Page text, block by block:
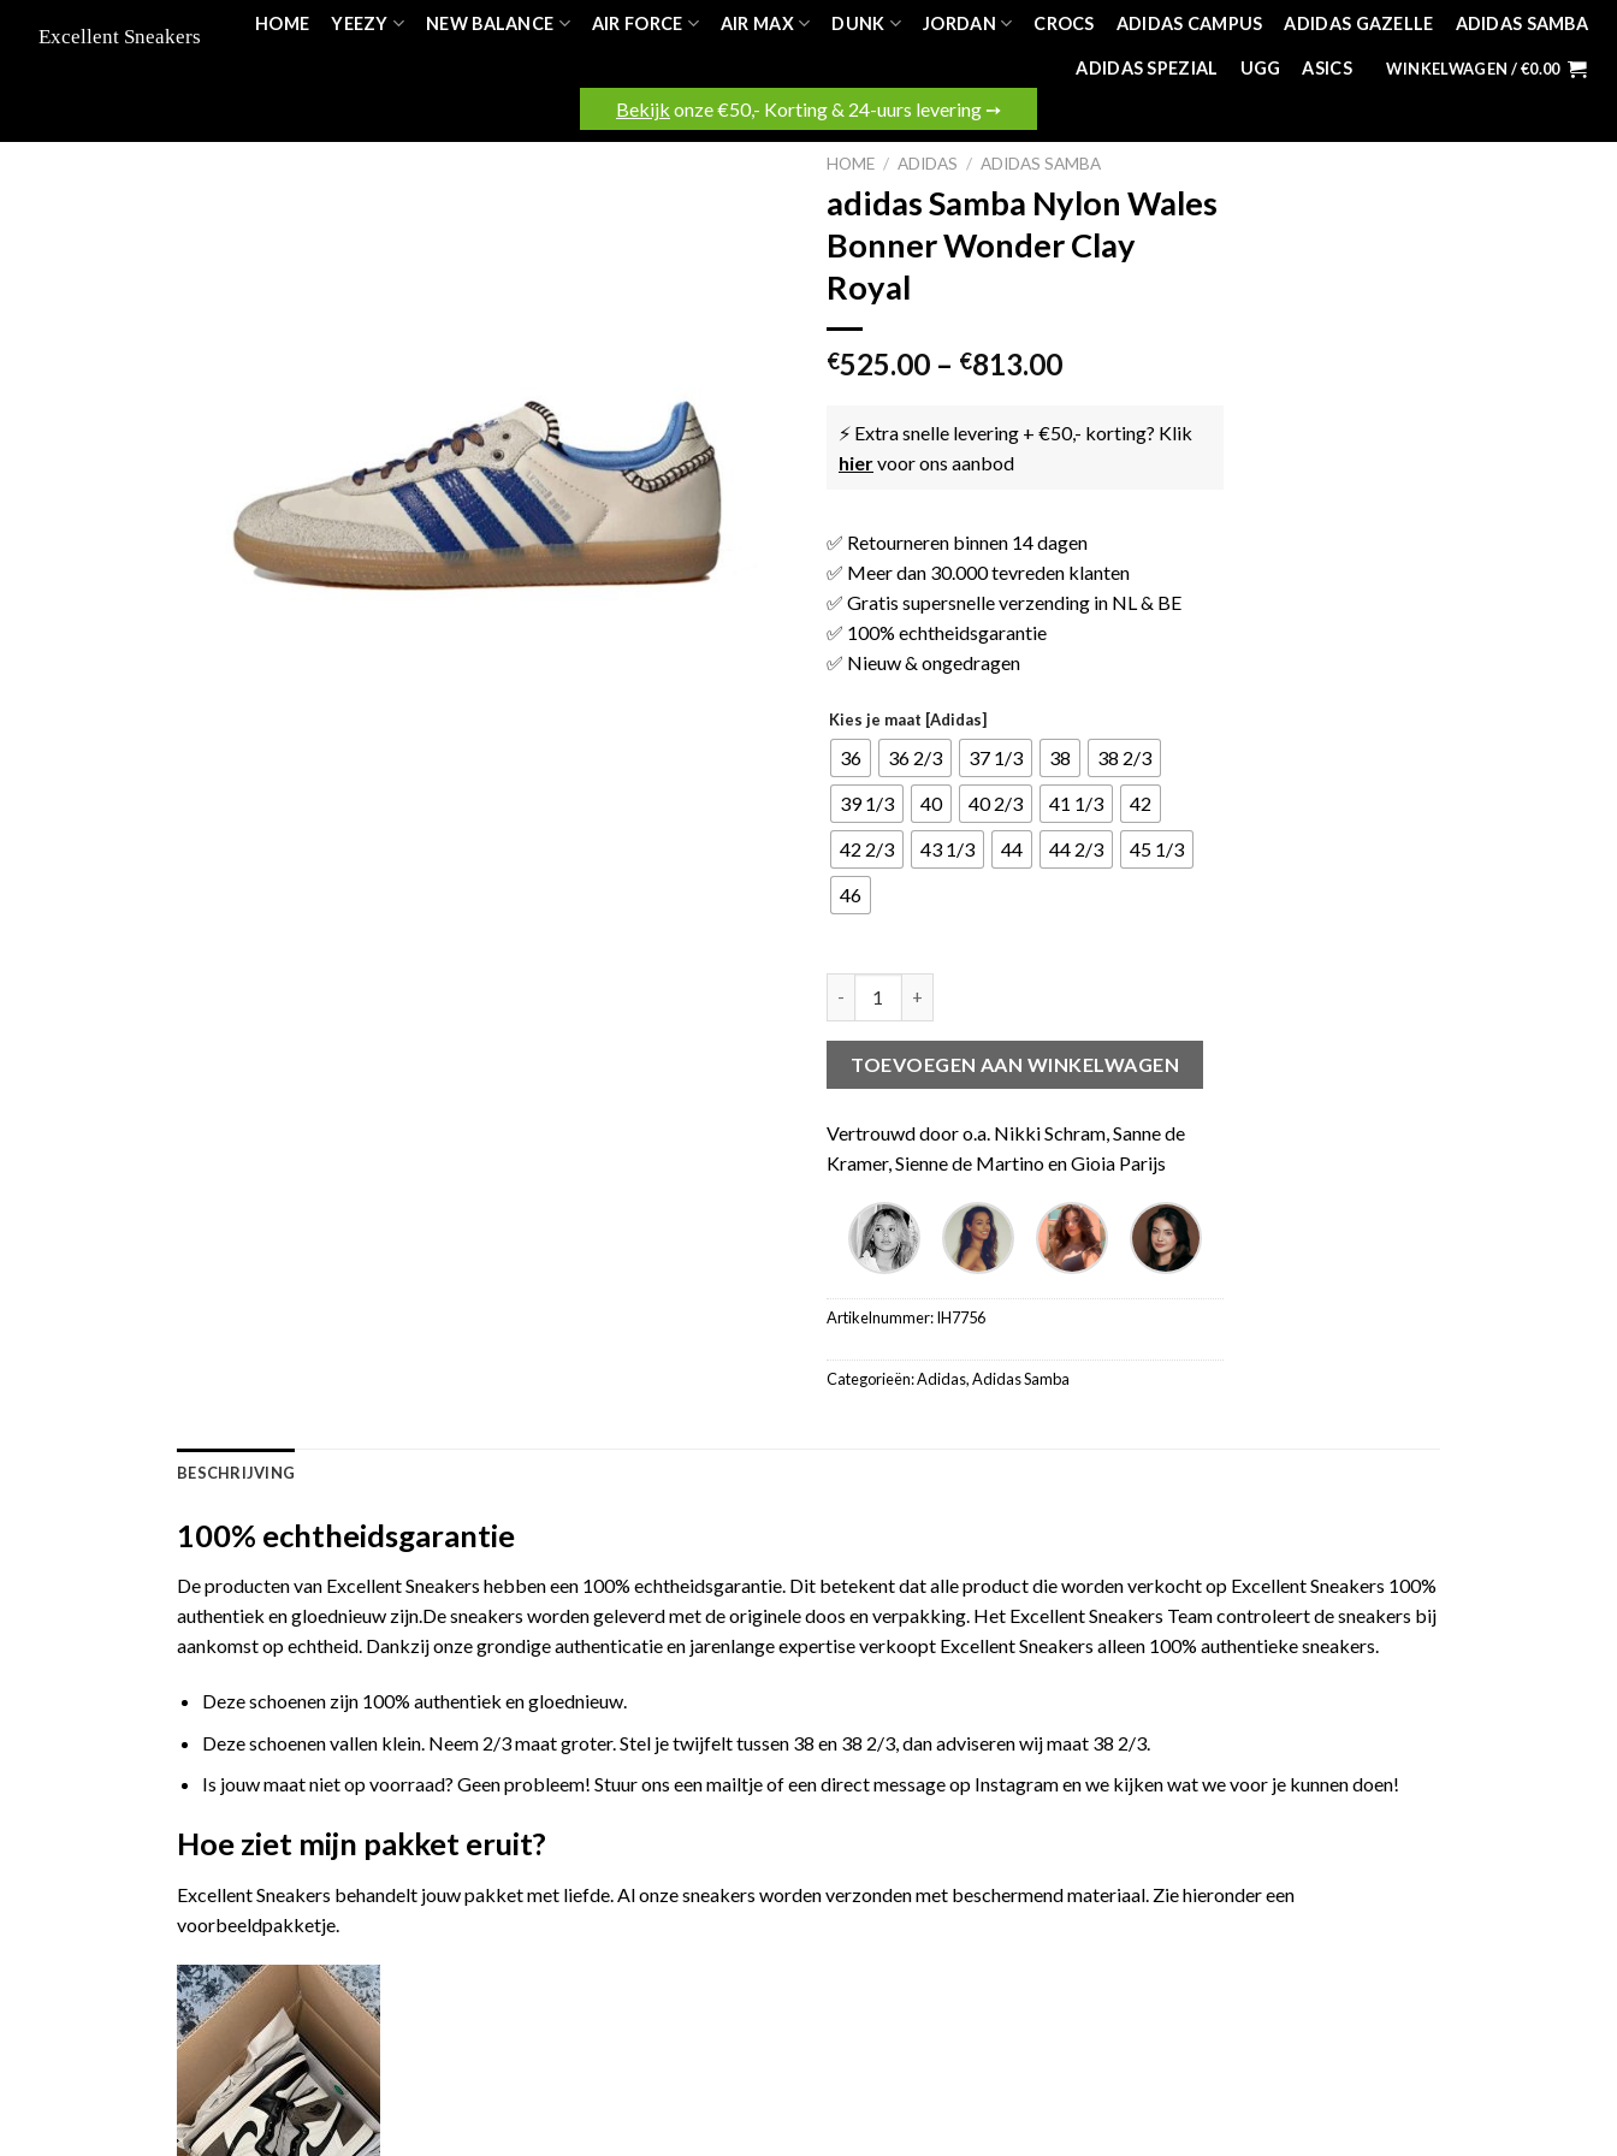
HOME YEEZY NEW BALANCE AIR FORCE AIR MAX DUNK JORDAN CROCS ADIDAS CAMPUS ADIDAS GAZELLE ADIDAS SAMBA
ADIDAS SPEZIAL UGG ASICS WINKELWAGEN /€0.00
Bekijk onze €50,- Korting & 24-uurs levering ➙
HOME / ADIDAS / ADIDAS SAMBA
adidas Samba Nylon Wales
Bonner Wonder Clay
Royal
€525.00 – €813.00
⚡ Extra snelle levering + €50,- korting? Klik
hiervoor ons aanbod
✅ Retourneren binnen 14 dagen
✅ Meer dan 30.000 tevreden klanten
✅ Gratis supersnelle verzending in NL & BE
✅ 100% echtheidsgarantie
✅ Nieuw & ongedragen
Kies je maat [Adidas]
36 36 2/3 37 1/3 38
38 2/3
39 1/3
40 40 2/3 41 1/3
42
42 2/3
43 1/3 44 44 2/3
45 1/3
46
TOEVOEGEN AAN WINKELWAGEN
Vertrouwd door o.a. Nikki Schram, Sanne de
Kramer, Sienne de Martino en Gioia Parijs
Artikelnummer:IH7756
Categorieën:Adidas,Adidas Samba
BESCHRIJVING
100% echtheidsgarantie
De producten van Excellent Sneakers hebben een 100% echtheidsgarantie. Dit betekent dat alle product die worden verkocht op Excellent Sneakers 100%
authentiek en gloednieuw zijn.De sneakers worden geleverd met de originele doos en verpakking. Het Excellent Sneakers Team controleert de sneakers bij
aankomst op echtheid. Dankzij onze grondige authenticatie en jarenlange expertise verkoopt Excellent Sneakers alleen 100% authentieke sneakers.
Deze schoenen zijn 100% authentiek en gloednieuw.
Deze schoenen vallen klein. Neem 2/3 maat groter. Stel je twijfelt tussen 38 en 38 2/3, dan adviseren wij maat 38 2/3.
Is jouw maat niet op voorraad? Geen probleem! Stuur ons een mailtje of een direct message op Instagram en we kijken wat we voor je kunnen doen!
Hoe ziet mijn pakket eruit?
Excellent Sneakers behandelt jouw pakket met liefde. Al onze sneakers worden verzonden met beschermend materiaal. Zie hieronder een
voorbeeldpakketje.